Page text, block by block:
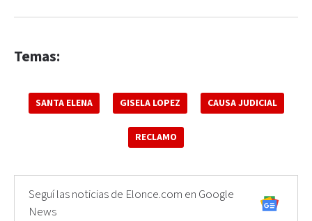
Temas:
SANTA ELENA GISELA LOPEZ CAUSA JUDICIAL
RECLAMO
Seguí las noticias de Elonce.com en Google
News